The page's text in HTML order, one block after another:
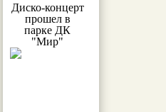
Диско-концерт
прошел в
парке ДК
"Мир"